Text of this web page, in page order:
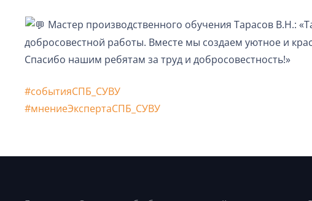
Мастер производственного обучения Тарасов В.Н.:
добросовестной работы. Вместе мы создаем уютное и
Спасибо нашим ребятам за труд и добросовестность!»
#событияСПБ_СУВУ
#мнениеЭкспертаСПБ_СУВУ